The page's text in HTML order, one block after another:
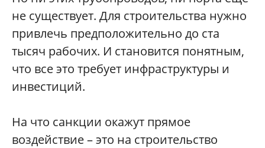
не существует. Для строительства нужно
привлечь предположительно до ста
тысяч рабочих. И становится понятным,
что все это требует инфраструктуры и
инвестиций.
На что санкции окажут прямое
воздействие – это на строительство